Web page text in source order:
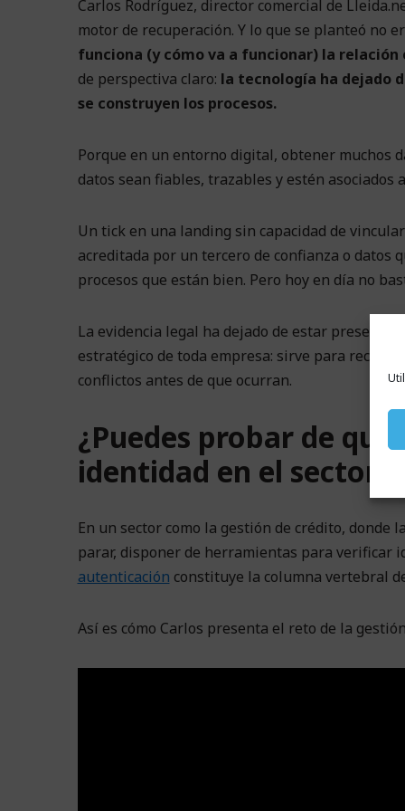
Carlos Rodríguez, director comercial de
motor de recuperación. Y lo que se planteó no
funciona (y cómo va a funcionar) la
de perspectiva claro: la tecnología ha dejado
se construyen los procesos.
Porque en un entorno digital, obtener muchos
datos sean fiables, trazables y estén asociados
Un tick en una landing sin capacidad de
acreditada por un tercero de confianza o datos
procesos que están bien. Pero hoy en día no
La evidencia legal ha dejado de estar presente
estratégico de toda empresa: sirve para
conflictos antes de que ocurran.
¿Puedes probar de
identidad en el sector
En un sector como la gestión de crédito,
parar, disponer de herramientas para verificar
autenticación constituye la columna vertebral
Así es cómo Carlos presenta el reto de la